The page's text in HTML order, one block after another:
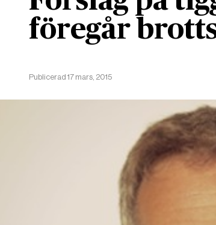
föregår
Publicerad 17 mars, 2015